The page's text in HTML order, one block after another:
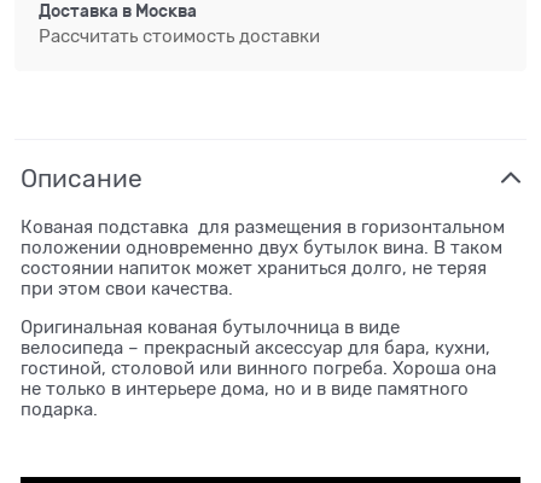
Доставка в Москва
Рассчитать стоимость доставки
Описание
Кованая подставка для размещения в горизонтальном
положении одновременно двух бутылок вина. В таком
состоянии напиток может храниться долго, не теряя
при этом свои качества.
Оригинальная кованая бутылочница в виде
велосипеда – прекрасный аксессуар для бара, кухни,
гостиной, столовой или винного погреба. Хороша она
не только в интерьере дома, но и в виде памятного
подарка.